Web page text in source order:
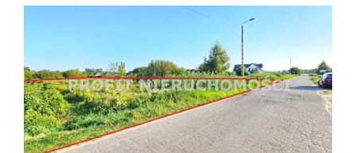
Dzialki
Lokale
−